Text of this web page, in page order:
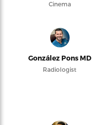
Cinema
González Pons MD
Radiologist